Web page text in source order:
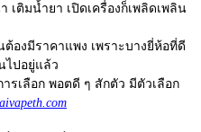
เติมน้ำยา เปิดเครื่องก็เพลิดเพลิน
องมีราคาแพง เพราะบางยี่ห้อที่ดี
ไปอยู่แล้ว
รเลือก พอตดี ๆ สักตัว มีตัวเลือก